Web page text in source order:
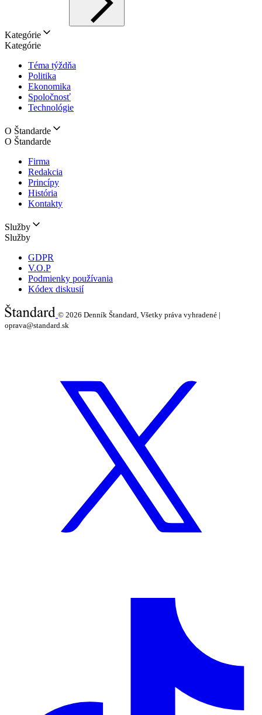
Kategórie
Kategórie
Téma týždňa
Politika
Ekonomika
Spoločnosť
Technológie
O Štandarde
O Štandarde
Firma
Redakcia
Princípy
História
Kontakty
Služby
Služby
GDPR
V.O.P
Podmienky používania
Kódex diskusií
© 2026 Denník Štandard, Všetky práva vyhradené |
oprava@standard.sk